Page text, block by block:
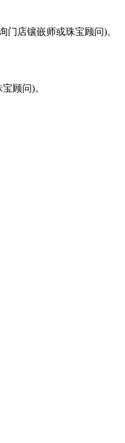
店镶嵌师或珠宝顾问)。
顾问)。